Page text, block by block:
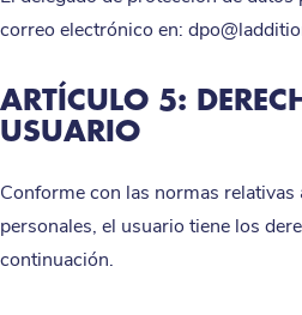
correo electrónico en:
ARTÍCULO 5:
USUARIO
Conforme con las normas
personales, el usuario tiene los
continuación.